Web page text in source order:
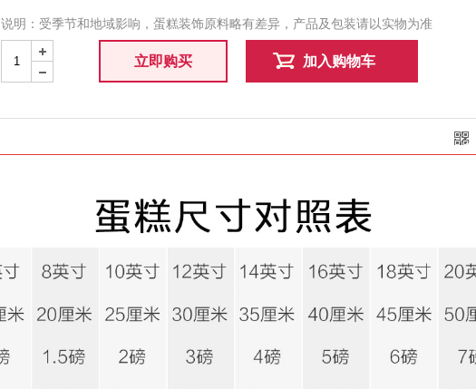
说明：受季节和地域影响，蛋糕装饰原料略有差异，产品及包装请以实物为准
立即购买 加入购物车